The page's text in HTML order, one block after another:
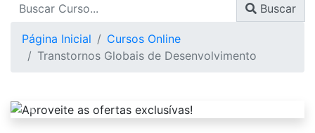
Buscar
Página Inicial
Cursos Online
Transtornos Globais de Desenvolvimento